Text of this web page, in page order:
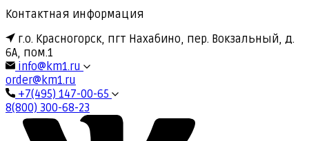
Контактная информация
г.о. Красногорск, пгт Нахабино, пер. Вокзальный, д.
6А, пом.1
info@km1.ru
order@km1.ru
+7(495) 147-00-65
8(800) 300-68-23